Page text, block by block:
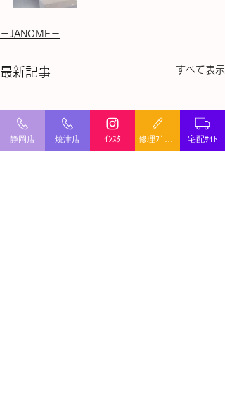
－JANOME－
最新記事 すべて表示
静岡店 焼津店 ｲﾝｽﾀ 宅配ｻｲﾄ